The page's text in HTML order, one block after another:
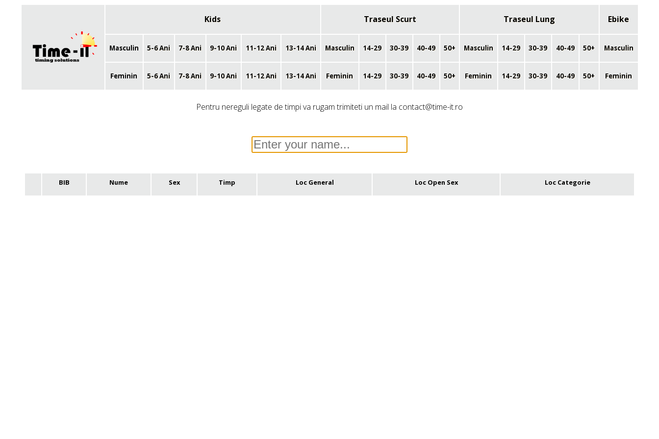
Kids Traseul Scurt Traseul Lung Ebike
Masculin 5-6 Ani 7-8 Ani 9-10 Ani 11-12 Ani 13-14 Ani Masculin 14-29 30-39 40-49 50+ Masculin 14-29 30-39 40-49 50+ Masculin
Feminin 5-6 Ani 7-8 Ani 9-10 Ani 11-12 Ani 13-14 Ani Feminin 14-29 30-39 40-49 50+ Feminin 14-29 30-39 40-49 50+ Feminin
Pentru nereguli legate de timpi va rugam trimiteti un mail la contact@time-it.ro